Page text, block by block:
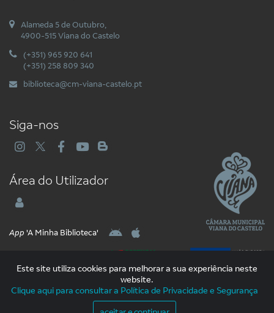
Alameda 5 de Outubro,
4900-515 Viana do Castelo
(+351) 965 920 641
(+351) 258 809 340
biblioteca@cm-viana-castelo.pt
Siga-nos
Área do Utilizador
App 'A Minha Biblioteca'
2026 Libware - Tecnologias de Informação e Documentação. Todos os
Direitos Reservados
Este site utiliza cookies para melhorar a sua experiência neste
website.
Clique aqui para consultar a Política de Privacidade e Segurança